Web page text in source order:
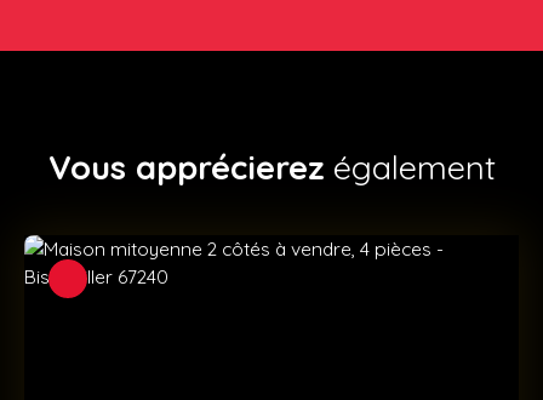
Vous apprécierez également